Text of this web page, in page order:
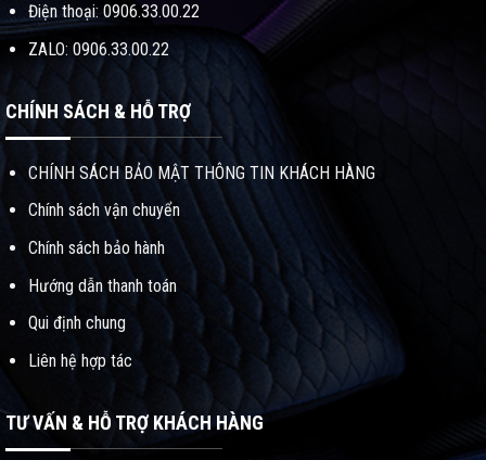
Điện thoại: 0906.33.00.22
ZALO: 0906.33.00.22
CHÍNH SÁCH & HỖ TRỢ
CHÍNH SÁCH BẢO MẬT THÔNG TIN KHÁCH HÀNG
Chính sách vận chuyển
Chính sách bảo hành
Hướng dẫn thanh toán
Qui định chung
Liên hệ hợp tác
TƯ VẤN & HỖ TRỢ KHÁCH HÀNG